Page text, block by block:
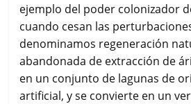
ejemplo del poder colonizador
cuando cesan las
denominamos regeneración
abandonada de extracción de
en un conjunto de lagunas de
artificial, y se convierte en un